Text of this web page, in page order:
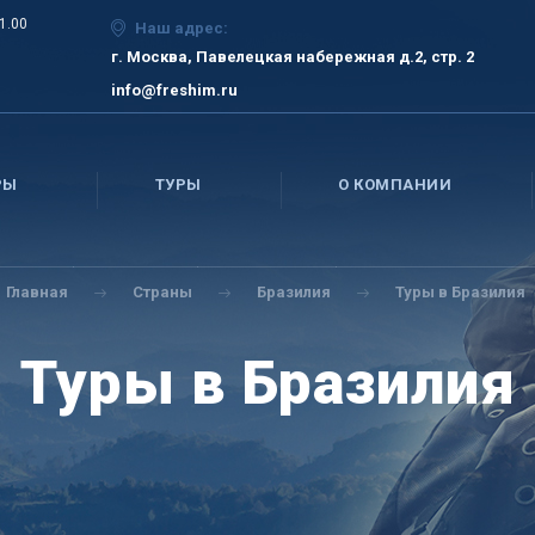
Наш адрес:
г. Москва, Павелецкая набережная д.2, стр. 2
info@freshim.ru
ТУРЫ О КОМПАНИИ
Главная Страны Бразилия Туры в Бразилия
Туры в Бразилия